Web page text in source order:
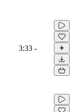
3:33 -